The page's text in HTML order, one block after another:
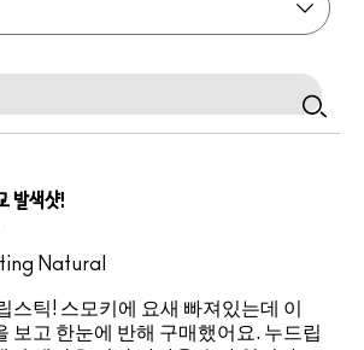
발색샷!
Natural
스틱! 스모키에 요새 빠져있는데 이
보고 한눈에 반해 구매했어요. 누드립